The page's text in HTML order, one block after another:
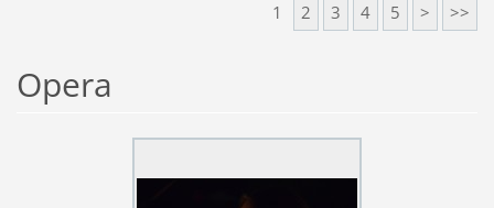
1 2 3 4 5 > >>
Opera